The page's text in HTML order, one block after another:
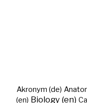
Akronym (de)
(en) Biology (en)